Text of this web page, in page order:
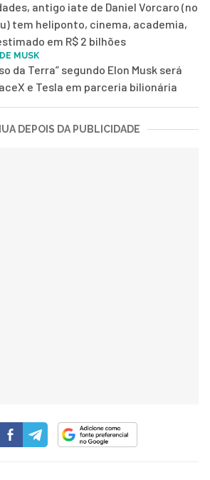
antigo iate de Daniel Vorcaro (no
tem heliponto, cinema, academia,
em R$ 2 bilhões
MUSK
da Terra” segundo Elon Musk será
e Tesla em parceria bilionária
DEPOIS DA PUBLICIDADE